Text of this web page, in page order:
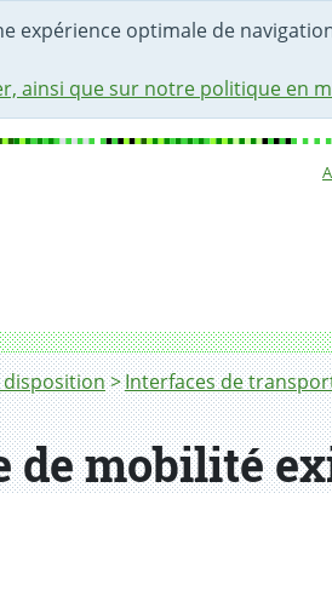
expérience optimale de
ainsi que sur notre politique en
Interfaces de
mobilité